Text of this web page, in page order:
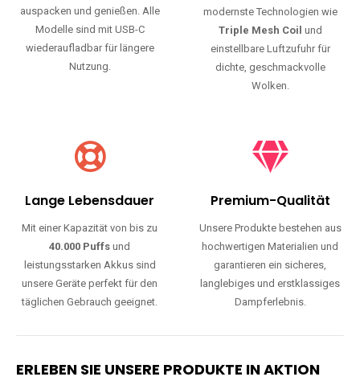
auspacken und genießen. Alle
Modelle sind mit USB-C
wiederaufladbar für längere
Nutzung.
modernste Technologien wie
Triple Mesh Coil und
einstellbare Luftzufuhr für
dichte, geschmackvolle
Wolken.
Lange Lebensdauer
Mit einer Kapazität von bis zu
40.000 Puffs und
leistungsstarken Akkus sind
unsere Geräte perfekt für den
täglichen Gebrauch geeignet.
Premium-Qualität
Unsere Produkte bestehen aus
hochwertigen Materialien und
garantieren ein sicheres,
langlebiges und erstklassiges
Dampferlebnis.
ERLEBEN SIE UNSERE PRODUKTE IN AKTION